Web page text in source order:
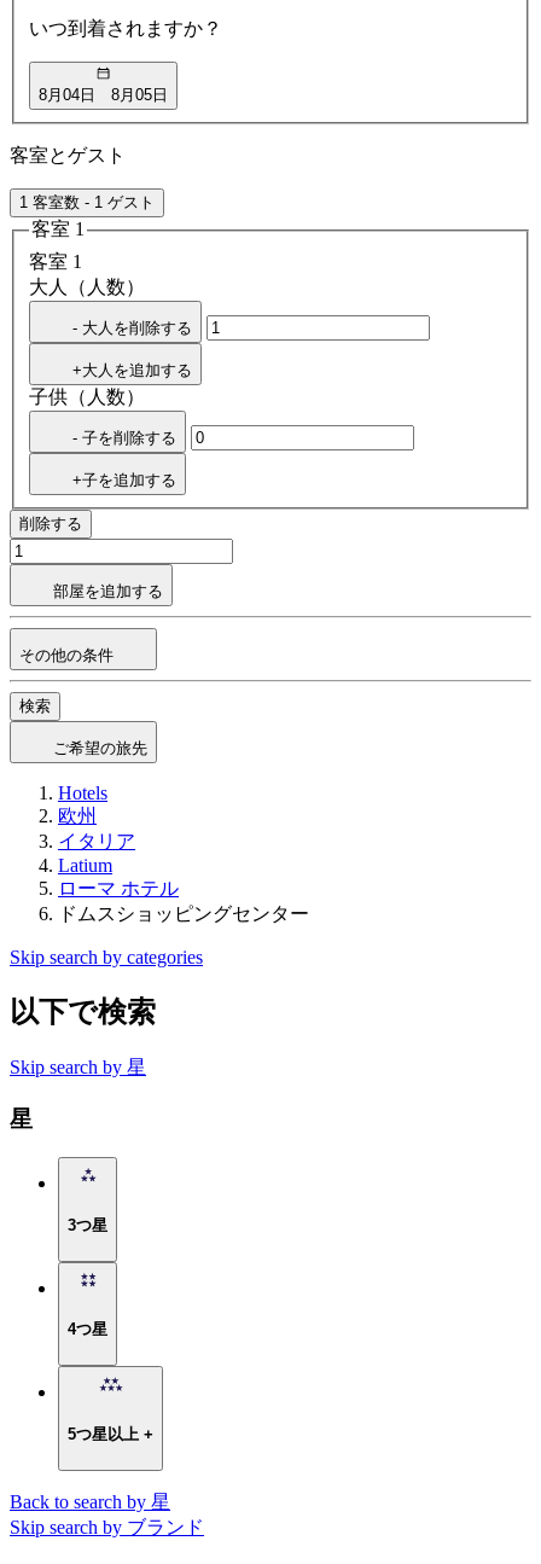
いつ到着されますか？
8月04日 8月05日
客室とゲスト
1 客室数 - 1 ゲスト
客室 1
客室 1
大人（人数）
- 大人を削除する
+大人を追加する
子供（人数）
- 子を削除する
+子を追加する
削除する
部屋を追加する
その他の条件
検索
ご希望の旅先
Hotels
欧州
イタリア
Latium
ローマ ホテル
ドムスショッピングセンター
Skip search by categories
以下で検索
Skip search by 星
星
3つ星
4つ星
5つ星以上 +
Back to search by 星
Skip search by ブランド